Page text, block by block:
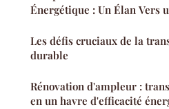
Énergétique : Un Élan Vers
Les défis cruciaux de la
durable
Rénovation d'ampleur :
en un havre d'efficacité